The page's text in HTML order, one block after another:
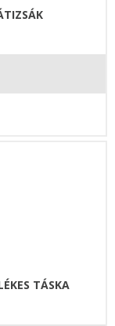
TÁSKA